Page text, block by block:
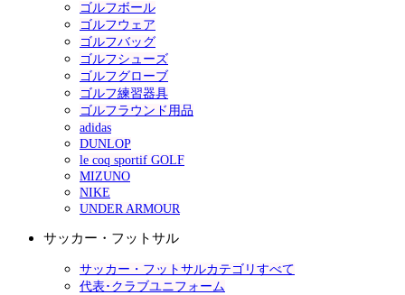
ゴルフボール
ゴルフウェア
ゴルフバッグ
ゴルフシューズ
ゴルフグローブ
ゴルフ練習器具
ゴルフラウンド用品
adidas
DUNLOP
le coq sportif GOLF
MIZUNO
NIKE
UNDER ARMOUR
サッカー・フットサル
サッカー・フットサルカテゴリすべて
代表･クラブユニフォーム